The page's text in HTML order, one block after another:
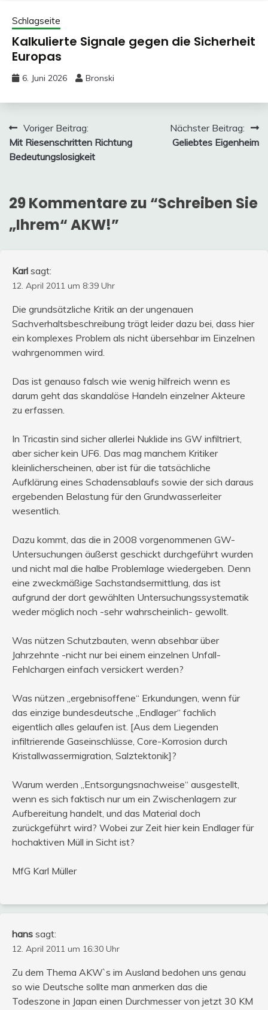
Schlagseite
Kalkulierte Signale gegen die Sicherheit
Europas
6. Juni 2026 Bronski
Beitragsnavigation
Voriger Beitrag:
Mit Riesenschritten Richtung
Bedeutungslosigkeit
Nächster Beitrag:
Geliebtes Eigenheim
29 Kommentare zu “Schreiben Sie
„Ihrem“ AKW!”
Karl sagt:
12. April 2011 um 8:39 Uhr
Die grundsätzliche Kritik an der ungenauen
Sachverhaltsbeschreibung trägt leider dazu bei, dass hier
ein komplexes Problem als nicht übersehbar im Einzelnen
wahrgenommen wird.
Das ist genauso falsch wie wenig hilfreich wenn es
darum geht das skandalöse Handeln einzelner Akteure
zu erfassen.
In Tricastin sind sicher allerlei Nuklide ins GW infiltriert,
aber sicher kein UF6. Das mag manchem Kritiker
kleinlicherscheinen, aber ist für die tatsächliche
Aufklärung eines Schadensablaufs sowie der sich daraus
ergebenden Belastung für den Grundwasserleiter
wesentlich.
Dazu kommt, das die in 2008 vorgenommenen GW-
Untersuchungen äußerst geschickt durchgeführt wurden
und nicht mal die halbe Problemlage wiedergeben. Denn
eine zweckmäßige Sachstandsermittlung, das ist
aufgrund der dort gewählten Untersuchungssystematik
weder möglich noch -sehr wahrscheinlich- gewollt.
Was nützen Schutzbauten, wenn absehbar über
Jahrzehnte -nicht nur bei einem einzelnen Unfall-
Fehlchargen einfach versickert werden?
Was nützen „ergebnisoffene“ Erkundungen, wenn für
das einzige bundesdeutsche „Endlager“ fachlich
eigentlich alles gelaufen ist. [Aus dem Liegenden
infiltrierende Gaseinschlüsse, Core-Korrosion durch
Kristallwassermigration, Salztektonik]?
Warum werden „Entsorgungsnachweise“ ausgestellt,
wenn es sich faktisch nur um ein Zwischenlagern zur
Aufbereitung handelt, und das Material doch
zurückgeführt wird? Wobei zur Zeit hier kein Endlager für
hochaktiven Müll in Sicht ist?
MfG Karl Müller
hans sagt:
12. April 2011 um 16:30 Uhr
Zu dem Thema AKW`s im Ausland bedohen uns genau
so wie Deutsche sollte man anmerken das die
Todeszone in Japan einen Durchmesser von jetzt 30 KM